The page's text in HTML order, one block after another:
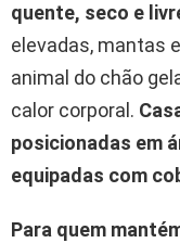
quente, seco e
elevadas, mantas
animal do chão
calor corporal.
posicionadas em
equipadas com
Para quem